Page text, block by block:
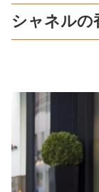
シャネルの